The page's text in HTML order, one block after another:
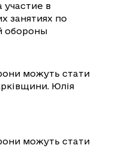
участие в
занятиях по
обороны
можуть стати
Юлія
можуть стати